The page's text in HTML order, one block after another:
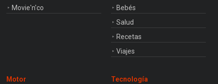
Movie'n'co
Bebés
Salud
Recetas
Viajes
Motor
Tecnología